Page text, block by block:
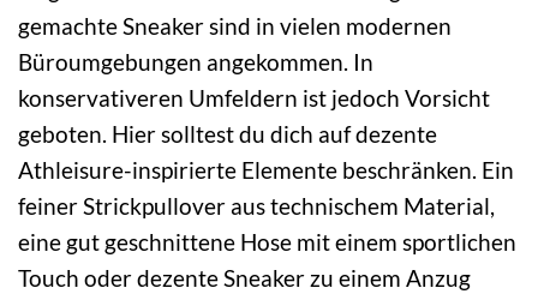
gemachte Sneaker sind in vielen modernen
Büroumgebungen angekommen. In
konservativeren Umfeldern ist jedoch Vorsicht
geboten. Hier solltest du dich auf dezente
Athleisure-inspirierte Elemente beschränken. Ein
feiner Strickpullover aus technischem Material,
eine gut geschnittene Hose mit einem sportlichen
Touch oder dezente Sneaker zu einem Anzug